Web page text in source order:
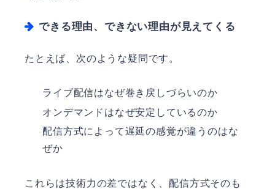
できる理由、できない理由が見えてくる
たとえば、次のような疑問です。
ライブ配信はなぜ巻き戻しづらいのか
オンデマンドはなぜ安定しているのか
配信方式によって遅延の感覚が違うのはな
ぜか
これらは技術力の差ではなく、配信方式そのも